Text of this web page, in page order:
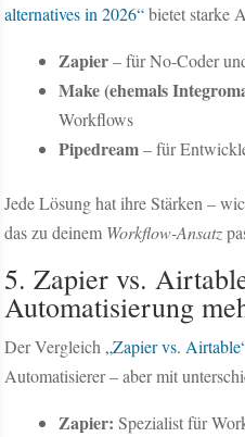
alternatives in 2026“bietet starke
Zapier– für No-Coder
Make (ehemals
Workflows
Pipedream– für
Jede Lösung hat ihre Stärken –
das zu deinem Workflow-Ansatz
5. Zapier vs.
Automatisierung
Der Vergleich „Zapier vs.
Automatisierer – aber mit
Zapier: Spezialist für